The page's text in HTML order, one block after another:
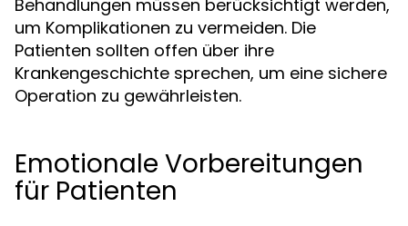
Behandlungen müssen berücksichtigt werden,
um Komplikationen zu vermeiden. Die
Patienten sollten offen über ihre
Krankengeschichte sprechen, um eine sichere
Operation zu gewährleisten.
Emotionale Vorbereitungen
für Patienten